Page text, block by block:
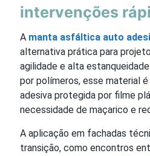
intervenções
A manta asfáltica auto
alternativa prática para
agilidade e alta
por polímeros, esse material
adesiva protegida por filme
necessidade de maçarico e
A aplicação em fachadas
transição, como encontros